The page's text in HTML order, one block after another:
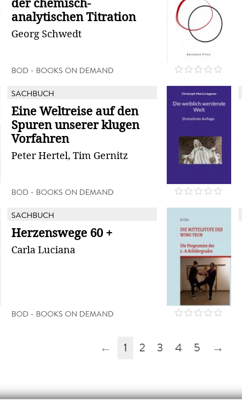
der chemisch-
analytischen Titration
Georg Schwedt
BOD - BOOKS ON DEMAND
SACHBUCH
Eine Weltreise auf den
Spuren unserer klugen
Vorfahren
Peter Hertel, Tim Gernitz
BOD - BOOKS ON DEMAND
SACHBUCH
Herzenswege 60 +
Carla Luciana
BOD - BOOKS ON DEMAND
← 1 2 3 4 5 →